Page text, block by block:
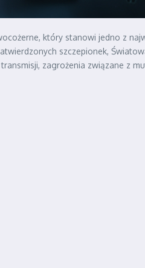
który stanowi jedno z
szczepionek,
zagrożenia związane z